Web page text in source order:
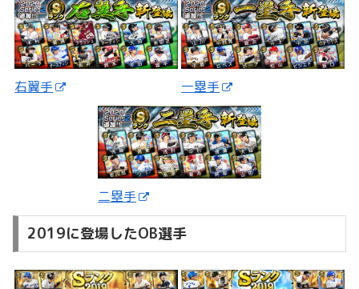
右翼手 一塁手
二塁手
2019に登場したOB選手